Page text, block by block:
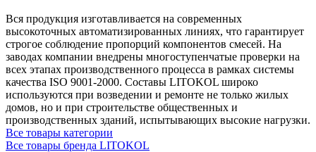
Вся продукция изготавливается на современных
высокоточных автоматизированных линиях, что гарантирует
строгое соблюдение пропорций компонентов смесей. На
заводах компании внедрены многоступенчатые проверки на
всех этапах производственного процесса в рамках системы
качества ISO 9001-2000. Составы LITOKOL широко
используются при возведении и ремонте не только жилых
домов, но и при строительстве общественных и
производственных зданий, испытывающих высокие нагрузки.
Все товары категории
Все товары бренда LITOKOL